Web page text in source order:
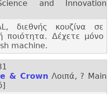
and Innovation
διεθνής κουζίνα σε
ποιότητα. Δέχετε μόνο
machine.
& Crown Λοιπά, ? Main